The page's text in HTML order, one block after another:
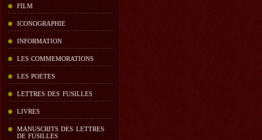
FILM
ICONOGRAPHIE
INFORMATION
LES COMMEMORATIONS
LES POETES
LETTRES DES FUSILLES
LIVRES
MANUSCRITS DES LETTRES
DE FUSILLES